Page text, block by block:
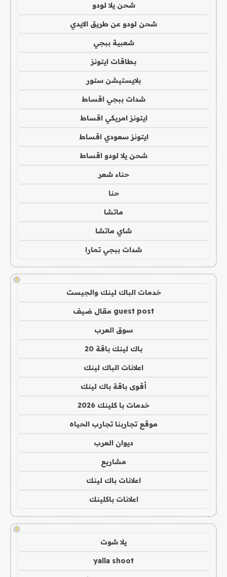
شحن يلا لودو
شحن لودو عن طريق الايدي
شعبية ببجي
بطاقات ايتونز
بلايستيشن ستور
شدات ببجي اقساط
ايتونز امريكي اقساط
ايتونز سعودي اقساط
شحن يلا لودو اقساط
حناء شعر
حنا
ماتشا
شاي ماتشا
شدات ببجي تمارا
!
خدمات الباك لينك والجيست
guest post مقال ضيف
سوق العرب
باك لينك باقة 20
اعلانات الباك لينك
أقوى باقة باك لينك
خدمات با كلينك 2026
موقع تجاربنا تجارب الحياه
ديوان العرب
مشاريع
اعلانات باك لينك
اعلانات باكلينك
!
يلا شوت
yalla shoot